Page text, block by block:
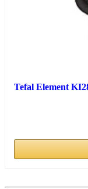
Tefal Element